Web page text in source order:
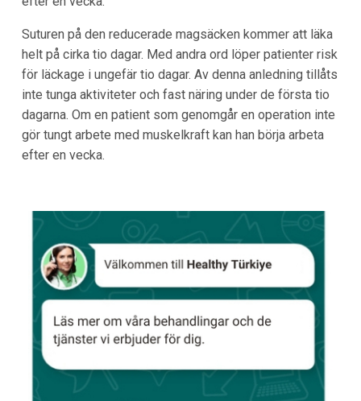
Suturen på den reducerade magsäcken kommer att läka
helt på cirka tio dagar. Med andra ord löper patienter risk
för läckage i ungefär tio dagar. Av denna anledning tillåts
inte tunga aktiviteter och fast näring under de första tio
dagarna. Om en patient som genomgår en operation inte
gör tungt arbete med muskelkraft kan han börja arbeta
efter en vecka.